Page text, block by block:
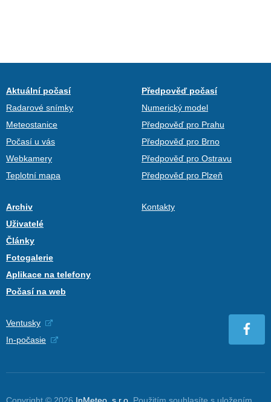
Aktuální počasí
Radarové snímky
Meteostanice
Počasí u vás
Webkamery
Teplotní mapa
Předpověď počasí
Numerický model
Předpověď pro Prahu
Předpověď pro Brno
Předpověď pro Ostravu
Předpověď pro Plzeň
Archiv
Uživatelé
Články
Fotogalerie
Aplikace na telefony
Počasí na web
Kontakty
Ventusky
In-počasie
Copyright © 2026 InMeteo, s.r.o. Použitím souhlasíte s uložením